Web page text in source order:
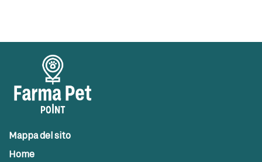
Mappa del sito
Home